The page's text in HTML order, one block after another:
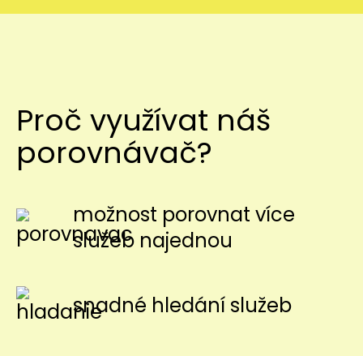
Proč využívat náš
porovnávač?
možnost porovnat více
služeb najednou
snadné hledání služeb